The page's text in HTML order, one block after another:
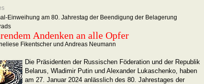
Einweihung am 80. Jahrestag der Beendigung der Belagerung
Andenken an alle Opfer
Fikentscher und Andreas Neumann
Die Präsidenten der Russischen Föderation und der Republik
Belarus, Wladimir Putin und Alexander Lukaschenko, haben
am 27. Januar 2024 anlässlich des 80. Jahrestages der